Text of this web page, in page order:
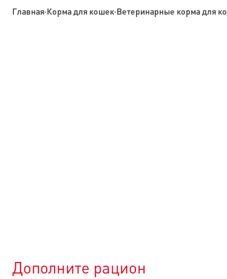
Главная·Корма для кошек·Ветеринарные корма для
Дополните рацион